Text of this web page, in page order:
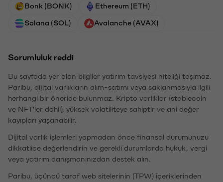
Bonk (BONK) Ethereum (ETH)
Solana (SOL) Avalanche (AVAX)
Sorumluluk reddi
Bu sayfada yer alan bilgiler yatırım tavsiyesi niteliği taşımaz.
Paribu, dijital varlıkların alım-satımı veya saklanmasıyla ilgili
herhangi bir öneride bulunmaz. Kripto varlıklar (stablecoin
ve NFT'ler dahil), yüksek volatiliteye sahiptir ve ani değer
kayıpları yaşanabilir.
Dijital varlık işlemleri yapmadan önce finansal durumunuzu
dikkatlice değerlendirin ve gerekli durumlarda hukuk, vergi
veya yatırım danışmanınızdan destek alın.
Paribu, üçüncü taraf web sitelerinin (TPW) içeriklerinden